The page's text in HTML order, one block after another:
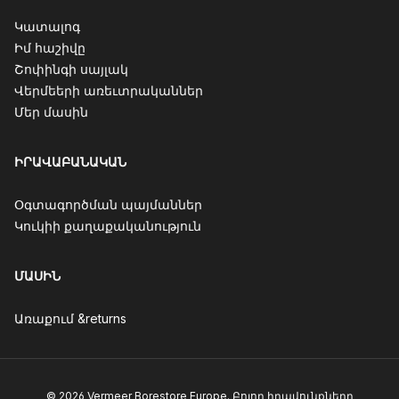
Կատալոգ
Իմ հաշիվը
Շոփինգի սայլակ
Վերմեերի առեւտրականներ
Մեր մասին
ԻՐԱՎԱԲԱՆԱԿԱՆ
Օգտագործման պայմաններ
Կուկիի քաղաքականություն
ՄԱՍԻՆ
Առաքում &returns
© 2026 Vermeer Borestore Europe. Բոլոր իրավունքները